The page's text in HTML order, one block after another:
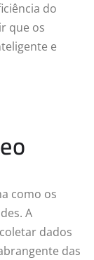
do
que os
e
como os
A
dados
das